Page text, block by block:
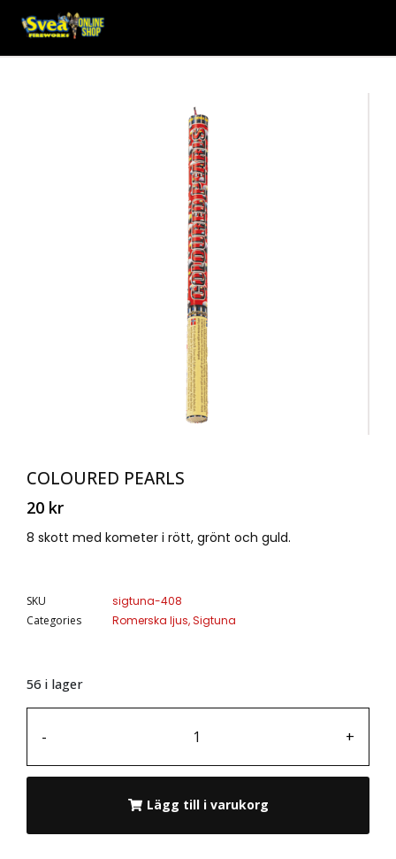
COLOURED PEARLS
20 kr
8 skott med kometer i rött, grönt och guld.
SKU
sigtuna-408
Categories
Romerska ljus,Sigtuna
56 i lager
- +
Lägg till i varukorg